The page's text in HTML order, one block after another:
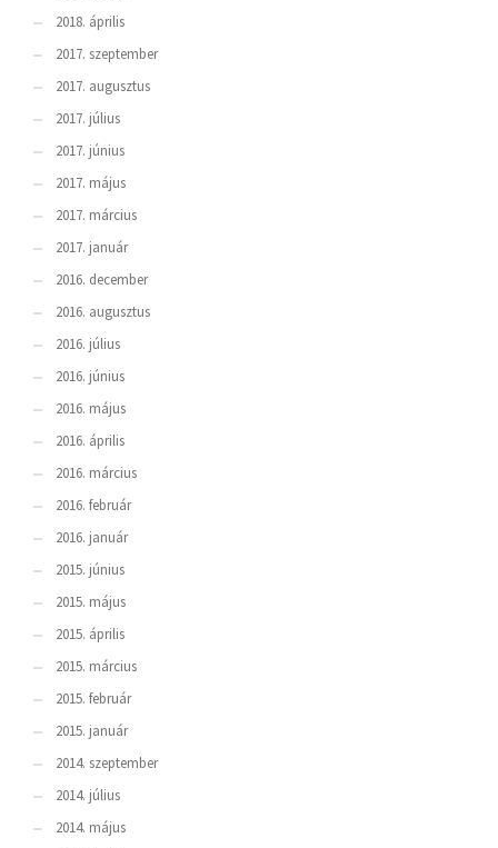
2018. április
2017. szeptember
2017. augusztus
2017. július
2017. június
2017. május
2017. március
2017. január
2016. december
2016. augusztus
2016. július
2016. június
2016. május
2016. április
2016. március
2016. február
2016. január
2015. június
2015. május
2015. április
2015. március
2015. február
2015. január
2014. szeptember
2014. július
2014. május